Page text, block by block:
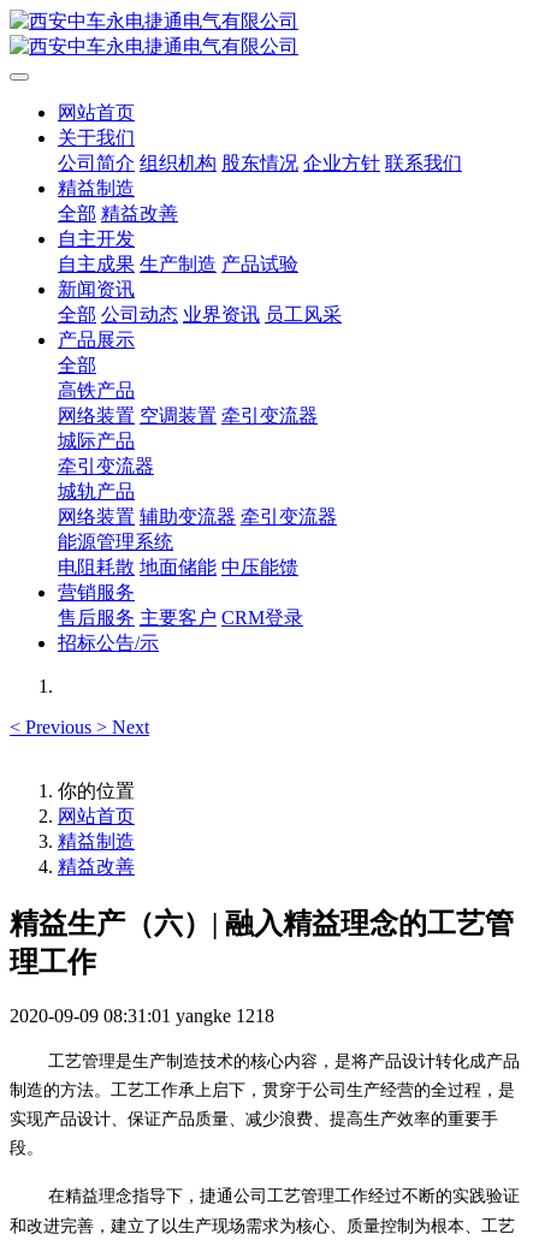
网站首页
关于我们
公司简介 组织机构 股东情况 企业方针 联系我们
精益制造
全部 精益改善
自主开发
自主成果 生产制造 产品试验
新闻资讯
全部 公司动态 业界资讯 员工风采
产品展示
全部
高铁产品
网络装置 空调装置 牵引变流器
城际产品
牵引变流器
城轨产品
网络装置 辅助变流器 牵引变流器
能源管理系统
电阻耗散 地面储能 中压能馈
营销服务
售后服务 主要客户 CRM登录
招标公告/示
< Previous > Next
你的位置
网站首页
精益制造
精益改善
精益生产（六）| 融入精益理念的工艺管
理工作
2020-09-09 08:31:01 yangke 1218
工艺管理是生产制造技术的核心内容，是将产品设计转化成产品
制造的方法。工艺工作承上启下，贯穿于公司生产经营的全过程，是
实现产品设计、保证产品质量、减少浪费、提高生产效率的重要手
段。
在精益理念指导下，捷通公司工艺管理工作经过不断的实践验证
和改进完善，建立了以生产现场需求为核心、质量控制为根本、工艺